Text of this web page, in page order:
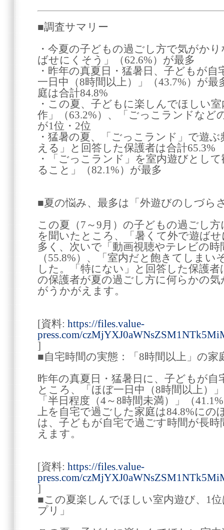
■調査サマリー
・今夏の子どもの過ごし方で気がか
ばせにくそう」（62.6%）が最多
・昨年の真夏日・猛暑日、子どもが
一日中（8時間以上）」（43.7%）が
庭は合計84.8%
・この夏、子どもに楽しんでほしい
作」（63.2%）、「ごっこランドなど
が1位・2位
・猛暑の夏、「ごっこランド」で遊
える」と回答した保護者は合計65.3%
・「ごっこランド」を室内遊びとし
ること」（82.1%）が最多
■夏の悩み、最多は「外遊びのしづら
この夏（7～9月）の子どもの過ごし
を聞いたところ、「暑くて外で遊ば
多く、次いで「動画視聴やテレビの
（55.8%）、「室内だと飽きてしまい
した。「特にない」と回答した保護
の保護者が夏の過ごし方に何らかの
がうかがえます。
[資料: https://files.value-
press.com/
]
■自宅時間の実態：「8時間以上」の家
昨年の真夏日・猛暑日に、子どもが
ところ、「ほぼ一日中（8時間以上）
「半日程度（4～8時間未満）」（
上を自宅で過ごした家庭は84.8%に
は、子どもが自宅で過ごす時間が長
えます。
[資料: https://files.value-
press.com/
]
■この夏楽しんでほしい室内遊び、1
プリ」